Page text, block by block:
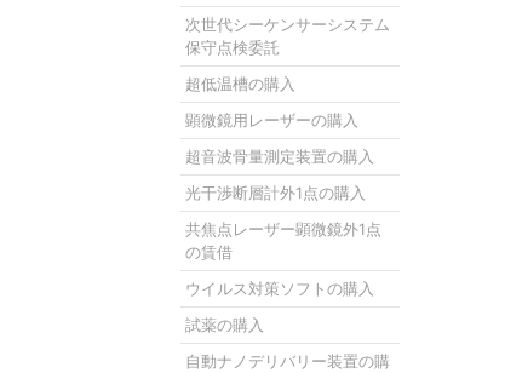
次世代シーケンサーシステム
保守点検委託
超低温槽の購入
顕微鏡用レーザーの購入
超音波骨量測定装置の購入
光干渉断層計外1点の購入
共焦点レーザー顕微鏡外1点
の賃借
ウイルス対策ソフトの購入
試薬の購入
自動ナノデリバリー装置の購